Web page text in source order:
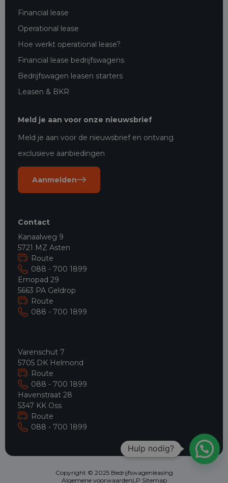
Financial lease
Operational lease
Hoe werkt operational lease?
Financial lease bedrijfswagens
Bedrijfswagen leasen starters
Leasen & BKR
Meld je aan voor onze nieuwsbrief
Meld je aan voor de nieuwsbrief en ontvang
exclusieve aanbiedingen
Aanmelden
Contact
Kanaalweg 9
5721 MZ Asten
Route
088 - 700 1899
Emopad 29
5663 PA Geldrop
Route
088 - 700 1899
Varenschut 7
5705 DK Helmond
Route
088 - 700 1899
Havenstraat 28
5347 KK Oss
Route
088 - 700 1899
Copyright © 2025 Bedrijfswagenleasing
Algemene voorwaardenLP Sitemap
Hulp nodig?